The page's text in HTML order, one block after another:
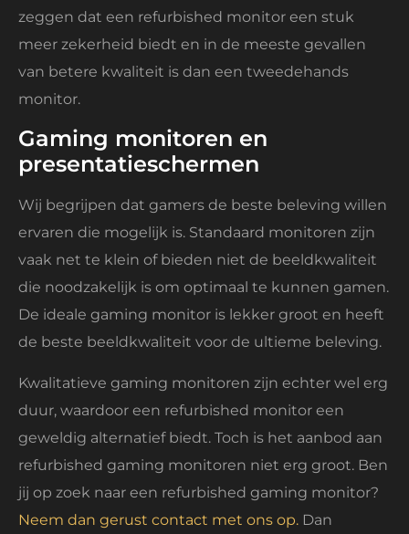
zeggen dat een refurbished monitor een stuk
meer zekerheid biedt en in de meeste gevallen
van betere kwaliteit is dan een tweedehands
monitor.
Gaming monitoren en
presentatieschermen
Wij begrijpen dat gamers de beste beleving willen
ervaren die mogelijk is. Standaard monitoren zijn
vaak net te klein of bieden niet de beeldkwaliteit
die noodzakelijk is om optimaal te kunnen gamen.
De ideale gaming monitor is lekker groot en heeft
de beste beeldkwaliteit voor de ultieme beleving.
Kwalitatieve gaming monitoren zijn echter wel erg
duur, waardoor een refurbished monitor een
geweldig alternatief biedt. Toch is het aanbod aan
refurbished gaming monitoren niet erg groot. Ben
jij op zoek naar een refurbished gaming monitor?
Neem dan gerust contact met ons op. Dan